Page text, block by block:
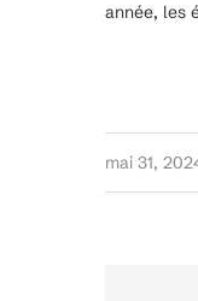
année, les
mai 31,